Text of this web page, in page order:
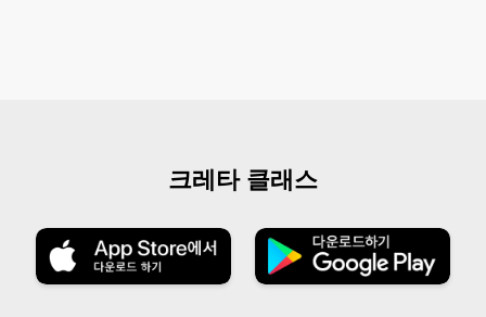
크레타 클래스